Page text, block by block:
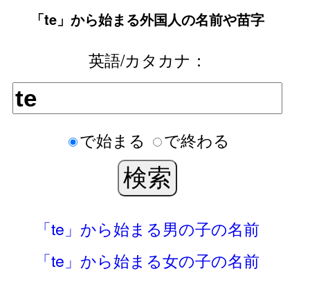
「te」から始まる外国人の名前や苗字
英語/カタカナ：
で始まる で終わる
「te」から始まる男の子の名前
「te」から始まる女の子の名前